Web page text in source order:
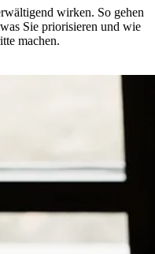
wirken. So gehen
Sie priorisieren und wie
machen.